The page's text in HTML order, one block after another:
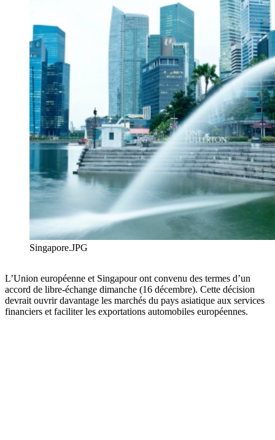
Singapore.JPG
L’Union européenne et Singapour ont convenu des termes d’un
accord de libre-échange dimanche (16 décembre). Cette décision
devrait ouvrir davantage les marchés du pays asiatique aux services
financiers et faciliter les exportations automobiles européennes.